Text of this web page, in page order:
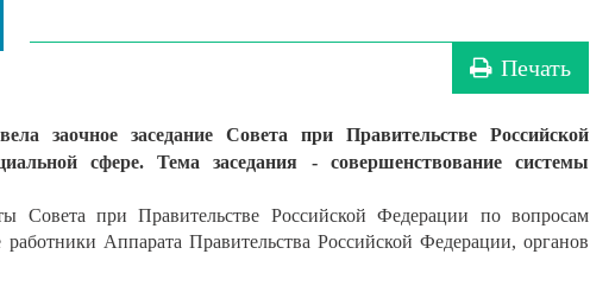
Печать
заочное заседание
Совета при Правительстве Российской
сфере. Тема заседания - совершенствование системы
Совета при Правительстве Российской Федерации по вопросам
Аппарата Правительства Российской Федерации, органов